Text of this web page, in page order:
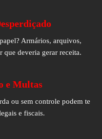
Armários, arquivos,
que deveria gerar receita.
e Multas
ou sem controle podem te
e fiscais.